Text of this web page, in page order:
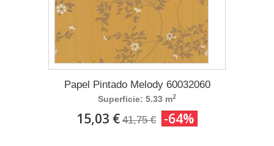
Papel Pintado Melody 60032060
Superficie: 5.33 m2
15,03 € 41,75 € -64%